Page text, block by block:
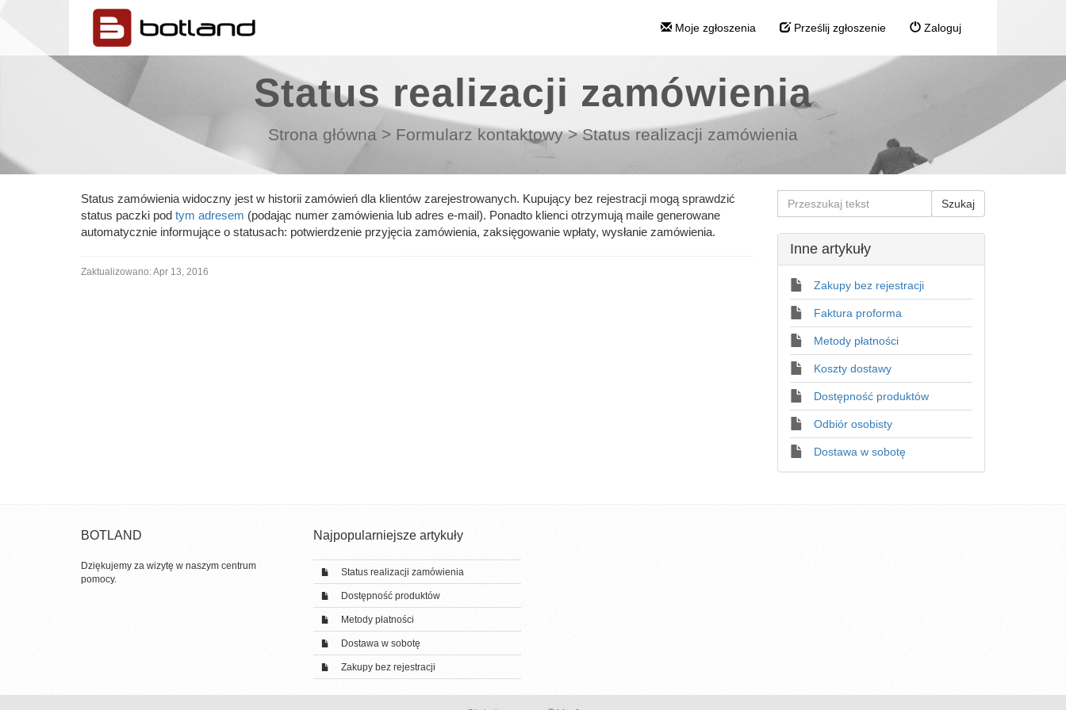
Moje zgłoszenia Prześlij zgłoszenie Zaloguj
Status realizacji zamówienia
Strona główna > Formularz kontaktowy > Status realizacji zamówienia
Status zamówienia widoczny jest w historii zamówień dla klientów zarejestrowanych. Kupujący bez rejestracji mogą sprawdzić
status paczki pod tym adresem (podając numer zamówienia lub adres e-mail). Ponadto klienci otrzymują maile generowane
automatycznie informujące o statusach: potwierdzenie przyjęcia zamówienia, zaksięgowanie wpłaty, wysłanie zamówienia.
Zaktualizowano:Apr 13, 2016
Inne artykuły
Zakupy bez rejestracji
Faktura proforma
Metody płatności
Koszty dostawy
Dostępność produktów
Odbiór osobisty
Dostawa w sobotę
BOTLAND
Dziękujemy za wizytę w naszym centrum
pomocy.
Najpopularniejsze artykuły
Status realizacji zamówienia
Dostępność produktów
Metody płatności
Dostawa w sobotę
Zakupy bez rejestracji